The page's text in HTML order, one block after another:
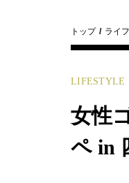
トップ ライ
LIFESTYLE
女性
ペ in